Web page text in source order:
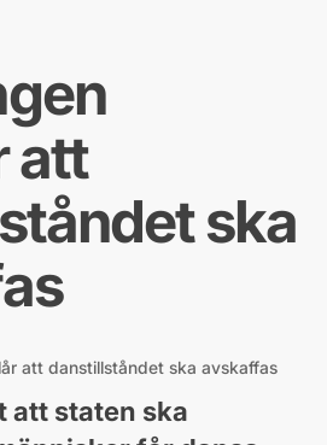
att
ska
att danstillståndet ska avskaffas
att staten ska